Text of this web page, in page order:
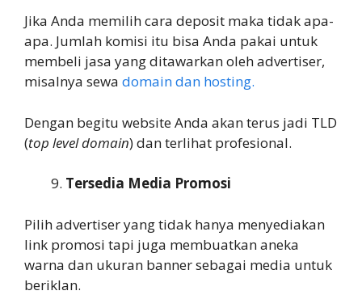
Jika Anda memilih cara deposit maka tidak apa-
apa. Jumlah komisi itu bisa Anda pakai untuk
membeli jasa yang ditawarkan oleh advertiser,
misalnya sewa domain dan hosting.
Dengan begitu website Anda akan terus jadi TLD
(top level domain) dan terlihat profesional.
Tersedia Media Promosi
Pilih advertiser yang tidak hanya menyediakan
link promosi tapi juga membuatkan aneka
warna dan ukuran banner sebagai media untuk
beriklan.